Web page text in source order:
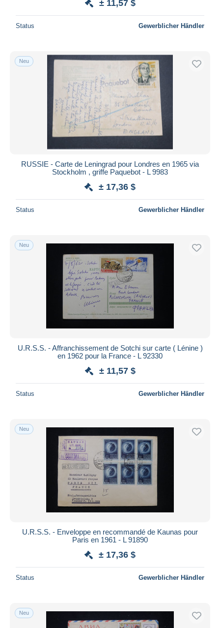
± 11,57 $
Status Gewerblicher Händler
Neu
RUSSIE - Carte de Leningrad pour Londres en 1965 via
Stockholm , griffe Paquebot - L 9983
± 17,36 $
Status Gewerblicher Händler
Neu
U.R.S.S. - Affranchissement de Sotchi sur carte ( Lénine )
en 1962 pour la France - L 92330
± 11,57 $
Status Gewerblicher Händler
Neu
U.R.S.S. - Enveloppe en recommandé de Kaunas pour
Paris en 1961 - L 91890
± 17,36 $
Status Gewerblicher Händler
Neu